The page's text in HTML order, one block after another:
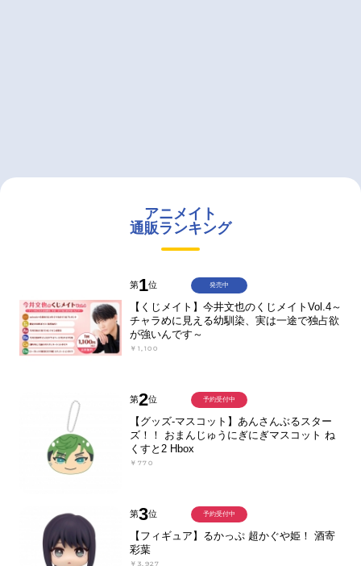
アニメイト
通販ランキング
第1位
【くじメイト】今井文也のくじメイトVol.4～
チャラめに見える幼馴染、実は一途で独占欲
が強いんです～
￥1,100
発売中
第2位
【グッズ-マスコット】あんさんぶるスター
ズ！！ おまんじゅうにぎにぎマスコット ね
くすと2 Hbox
￥770
予約受付中
第3位
【フィギュア】るかっぷ 超かぐや姫！ 酒寄
彩葉
￥3,927
予約受付中